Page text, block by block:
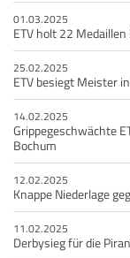
01.03.2025
ETV holt 22
25.02.2025
ETV besiegt Meister
14.02.2025
Grippegeschwächte
Bochum
12.02.2025
Knappe Niederlage
11.02.2025
Derbysieg für die